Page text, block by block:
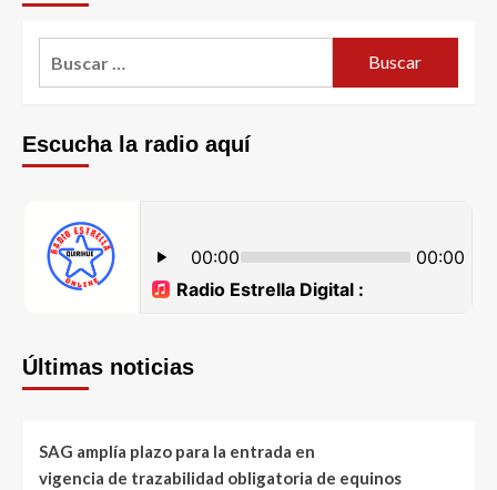
Escucha la radio aquí
Últimas noticias
SAG amplía plazo para la entrada en
vigencia de trazabilidad obligatoria de equinos